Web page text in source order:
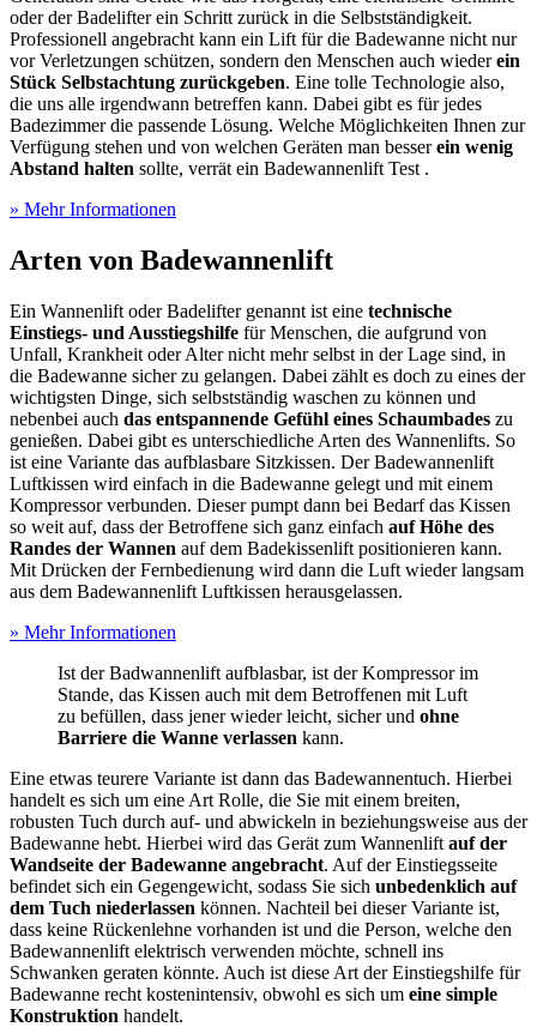
oder der Badelifter ein Schritt zurück in die Selbstständigkeit.
Professionell angebracht kann ein Lift für die Badewanne nicht nur
vor Verletzungen schützen, sondern den Menschen auch wiederein
Stück Selbstachtung zurückgeben. Eine tolle Technologie also,
die uns alle irgendwann betreffen kann. Dabei gibt es für jedes
Badezimmer die passende Lösung. Welche Möglichkeiten Ihnen zur
Verfügung stehen und von welchen Geräten man besserein wenig
Abstand halten sollte, verrät ein Badewannenlift Test .
» Mehr Informationen
Arten von Badewannenlift
Ein Wannenlift oder Badelifter genannt ist eine technische
Einstiegs- und Ausstiegshilfe für Menschen, die aufgrund von
Unfall, Krankheit oder Alter nicht mehr selbst in der Lage sind, in
die Badewanne sicher zu gelangen. Dabei zählt es doch zu eines der
wichtigsten Dinge, sich selbstständig waschen zu können und
nebenbei auch das entspannende Gefühl eines Schaumbades zu
genießen. Dabei gibt es unterschiedliche Arten des Wannenlifts. So
ist eine Variante das aufblasbare Sitzkissen. Der Badewannenlift
Luftkissen wird einfach in die Badewanne gelegt und mit einem
Kompressor verbunden. Dieser pumpt dann bei Bedarf das Kissen
so weit auf, dass der Betroffene sich ganz einfach auf Höhe des
Randes der Wannen auf dem Badekissenlift positionieren kann.
Mit Drücken der Fernbedienung wird dann die Luft wieder langsam
aus dem Badewannenlift Luftkissen herausgelassen.
» Mehr Informationen
Ist der Badwannenlift aufblasbar, ist der Kompressor im
Stande, das Kissen auch mit dem Betroffenen mit Luft
zu befüllen, dass jener wieder leicht, sicher und ohne
Barriere die Wanne verlassen kann.
Eine etwas teurere Variante ist dann das Badewannentuch. Hierbei
handelt es sich um eine Art Rolle, die Sie mit einem breiten,
robusten Tuch durch auf- und abwickeln in beziehungsweise aus der
Badewanne hebt. Hierbei wird das Gerät zum Wannenlift auf der
Wandseite der Badewanne angebracht. Auf der Einstiegsseite
befindet sich ein Gegengewicht, sodass Sie sich unbedenklich auf
dem Tuch niederlassen können. Nachteil bei dieser Variante ist,
dass keine Rückenlehne vorhanden ist und die Person, welche den
Badewannenlift elektrisch verwenden möchte, schnell ins
Schwanken geraten könnte. Auch ist diese Art der Einstiegshilfe für
Badewanne recht kostenintensiv, obwohl es sich um eine simple
Konstruktion handelt.